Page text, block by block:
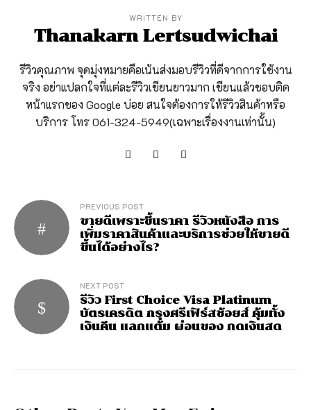
WRITTEN BY
Thanakarn Lertsudwichai
รีวิวคุณภาพ จุดมุ่งหมายคือเน้นส่งมอบรีวิวที่ดีจากการใช้งาน
จริง อย่าแปลกใจที่แต่ละรีวิวเขียนยาวมาก เขียนแล้วชอบติด
หน้าแรกของ Google บ่อย สนใจต้องการให้รีวิวสินค้าหรือ
บริการ โทร 061-324-5949(เฉพาะเรื่องงานเท่านั้น)
PREVIOUS POST
ขายดีเพราะขึ้นราคา รีวิวหนังสือ การ
เพิ่มราคาสินค้าและบริการช่วยให้ขายดี
ขึ้นได้อย่างไร?
NEXT POST
รีวิว First Choice Visa Platinum
บัตรเครดิต กรุงศรีเฟิร์สช้อยส์ คุ้มทั้ง
เงินคืน แลกแต้ม ผ่อนของ กดเงินสด